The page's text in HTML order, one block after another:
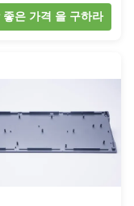
좋은 가격 을 구하라